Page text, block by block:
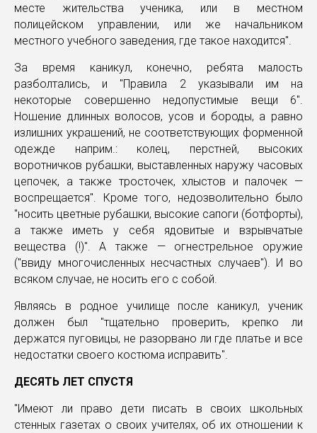
месте жительства ученика, или в местном
полицейском управлении, или же начальником
местного учебного заведения, где такое находится".
За время каникул, конечно, ребята малость
разболтались, и "Правила 2 указывали им на
некоторые совершенно недопустимые вещи 6".
Ношение длинных волосов, усов и бороды, а равно
излишних украшений, не соответствующих форменной
одежде наприм.: колец, перстней, высоких
воротничков рубашки, выставленных наружу часовых
цепочек, а также тросточек, хлыстов и палочек —
воспрещается". Кроме того, недозволительно было
"носить цветные рубашки, высокие сапоги (ботфорты),
а также иметь у себя ядовитые и взрывчатые
вещества (!)". А также — огнестрельное оружие
("ввиду многочисленных несчастных случаев"). И во
всяком случае, не носить его с собой.
Являясь в родное училище после каникул, ученик
должен был "тщательно проверить, крепко ли
держатся пуговицы, не разорвано ли где платье и все
недостатки своего костюма исправить".
ДЕСЯТЬ ЛЕТ СПУСТЯ
"Имеют ли право дети писать в своих школьных
стенных газетах о своих учителях, об их отношении к